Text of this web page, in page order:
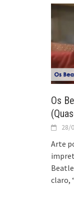
Os
28/
Arte
claro,